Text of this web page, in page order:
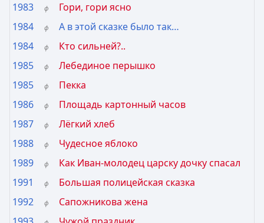
1983
ф
Гори, гори ясно
1984
ф
А в этой сказке было так…
1984
ф
Кто сильней?..
1985
ф
Лебединое перышко
1985
ф
Пекка
1986
ф
Площадь картонный часов
1987
ф
Лёгкий хлеб
1988
ф
Чудесное яблоко
1989
ф
Как Иван-молодец царску дочку спасал
1991
ф
Большая полицейская сказка
1992
ф
Сапожникова жена